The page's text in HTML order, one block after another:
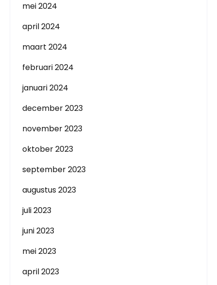
mei 2024
april 2024
maart 2024
februari 2024
januari 2024
december 2023
november 2023
oktober 2023
september 2023
augustus 2023
juli 2023
juni 2023
mei 2023
april 2023